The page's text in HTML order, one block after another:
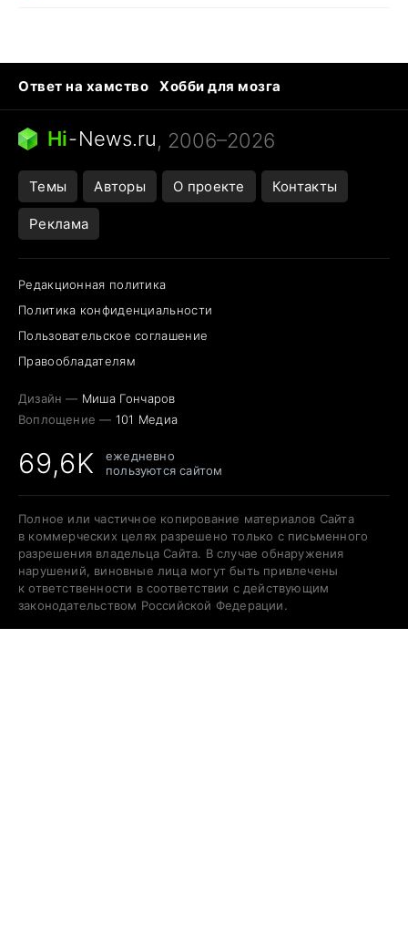
Ответ на хамство
Хобби для мозга
Бензин 100 vs 95
Тунцы в океанариуме
Следующая пандемия
Hi-News.ru, 2006–2026
Темы Авторы О проекте Контакты
Реклама
Редакционная политика
Политика конфиденциальности
Пользовательское соглашение
Правообладателям
Дизайн — Миша Гончаров
Воплощение — 101 Медиа
69,6K
ежедневно
пользуются сайтом
Полное или частичное копирование материалов Сайта
в коммерческих целях разрешено только с письменного
разрешения владельца Сайта. В случае обнаружения
нарушений, виновные лица могут быть привлечены
к ответственности в соответствии с действующим
законодательством Российской Федерации.